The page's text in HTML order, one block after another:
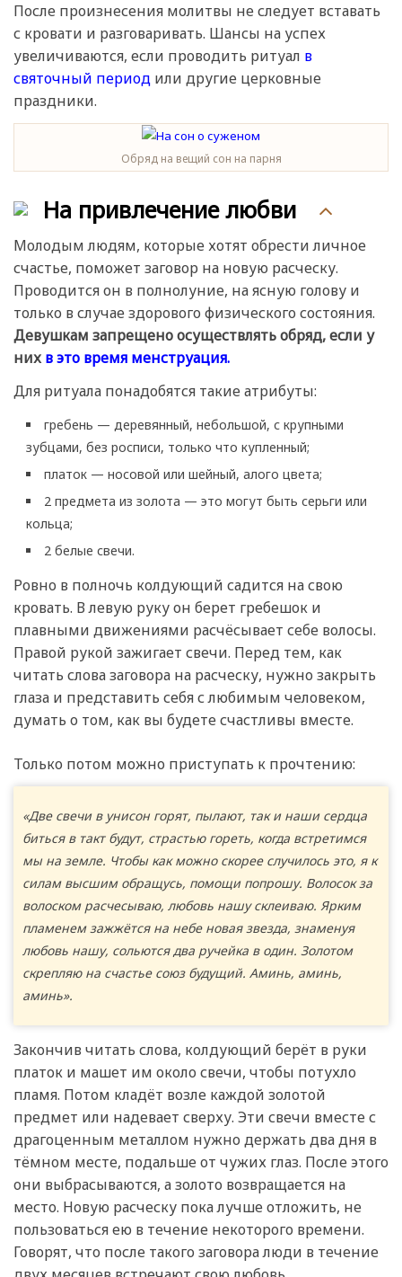
После произнесения молитвы не следует вставать
с кровати и разговаривать. Шансы на успех
увеличиваются, если проводить ритуал в
святочный период или другие церковные
праздники.
Обряд на вещий сон на парня
На привлечение любви
Молодым людям, которые хотят обрести личное
счастье, поможет заговор на новую расческу.
Проводится он в полнолуние, на ясную голову и
только в случае здорового физического состояния.
Девушкам запрещено осуществлять обряд, если у
нихв это время менструация.
Для ритуала понадобятся такие атрибуты:
гребень — деревянный, небольшой, с крупными
зубцами, без росписи, только что купленный;
платок — носовой или шейный, алого цвета;
2 предмета из золота — это могут быть серьги или
кольца;
2 белые свечи.
Ровно в полночь колдующий садится на свою
кровать. В левую руку он берет гребешок и
плавными движениями расчёсывает себе волосы.
Правой рукой зажигает свечи. Перед тем, как
читать слова заговора на расческу, нужно закрыть
глаза и представить себя с любимым человеком,
думать о том, как вы будете счастливы вместе.
Только потом можно приступать к прочтению:
«Две свечи в унисон горят, пылают, так и наши сердца
биться в такт будут, страстью гореть, когда встретимся
мы на земле. Чтобы как можно скорее случилось это, я к
силам высшим обращусь, помощи попрошу. Волосок за
волоском расчесываю, любовь нашу склеиваю. Ярким
пламенем зажжётся на небе новая звезда, знаменуя
любовь нашу, сольются два ручейка в один. Золотом
скрепляю на счастье союз будущий. Аминь, аминь,
аминь».
Закончив читать слова, колдующий берёт в руки
платок и машет им около свечи, чтобы потухло
пламя. Потом кладёт возле каждой золотой
предмет или надевает сверху. Эти свечи вместе с
драгоценным металлом нужно держать два дня в
тёмном месте, подальше от чужих глаз. После этого
они выбрасываются, а золото возвращается на
место. Новую расческу пока лучше отложить, не
пользоваться ею в течение некоторого времени.
Говорят, что после такого заговора люди в течение